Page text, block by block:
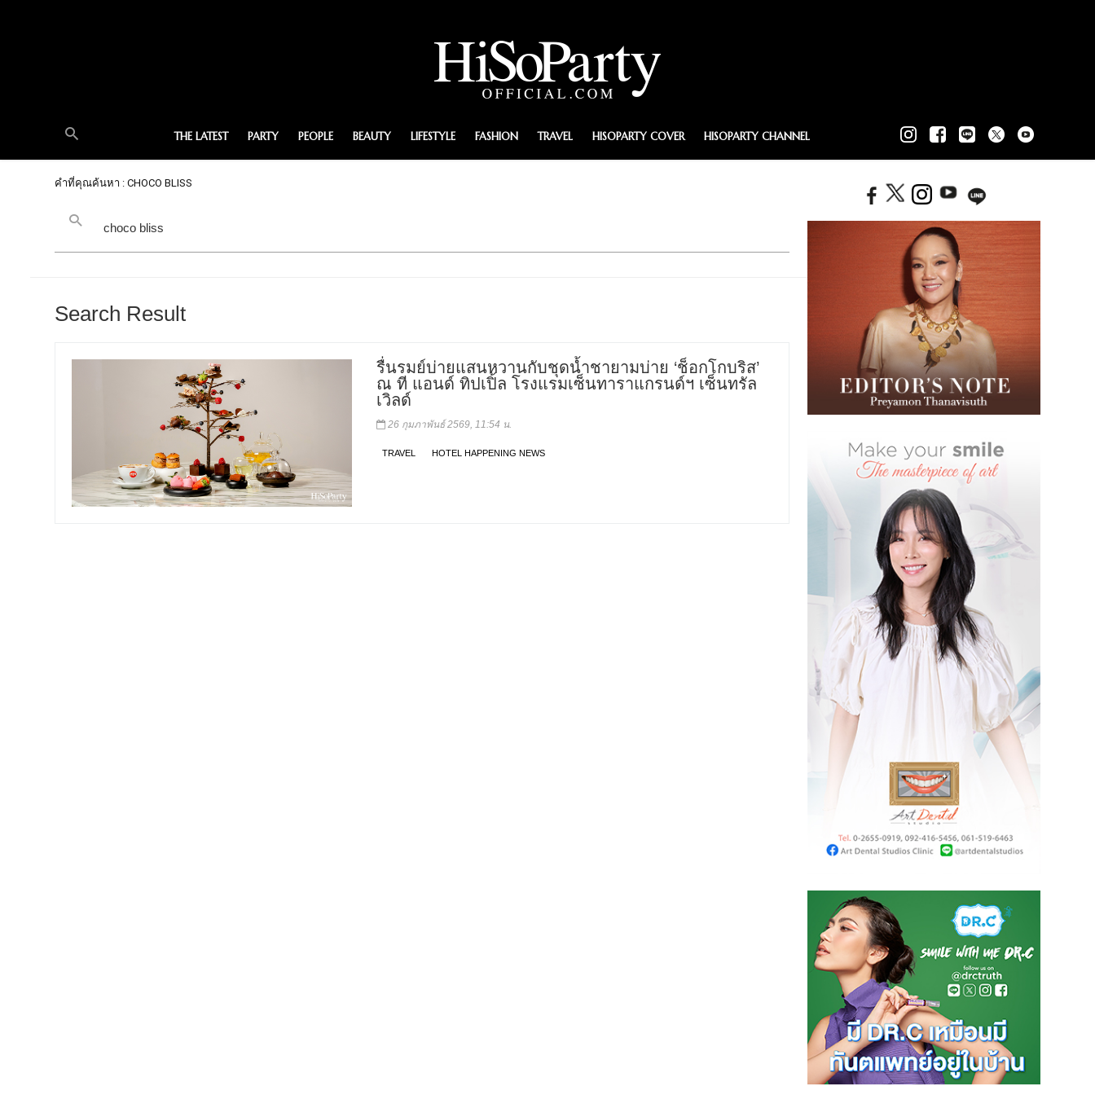
THE LATEST PARTY PEOPLE BEAUTY LIFESTYLE FASHION TRAVEL HISOPARTY COVER HISOPARTY CHANNEL
คำที่คุณค้นหา : CHOCO BLISS
Search Result
รื่นรมย์บ่ายแสนหวานกับชุดน้ำชายามบ่าย ‘ช็อกโกบริส’
ณ ที แอนด์ ทิปเปิ้ล โรงแรมเซ็นทาราแกรนด์ฯ เซ็นทรัล
เวิลด์
26 กุมภาพันธ์ 2569, 11:54 น.
TRAVEL HOTEL HAPPENING NEWS